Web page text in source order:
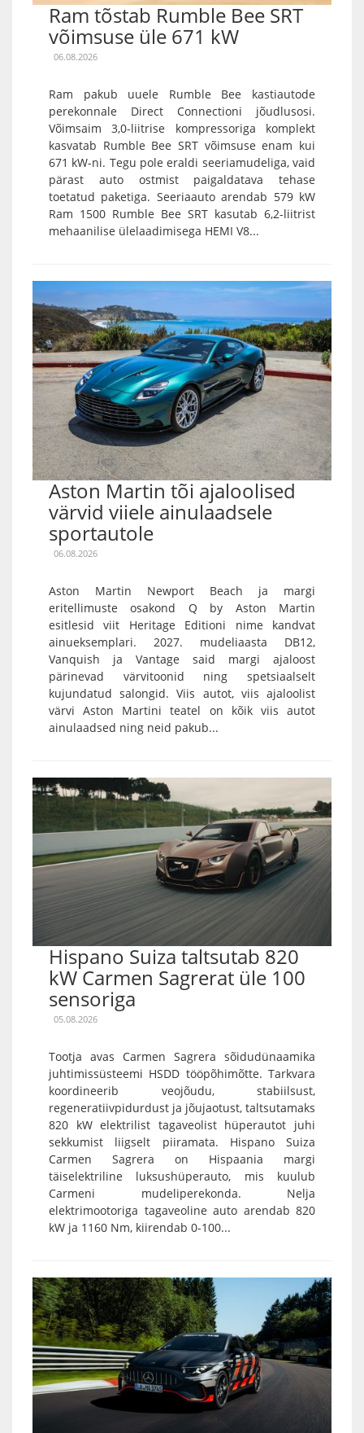
Ram tõstab Rumble Bee SRT
võimsuse üle 671 kW
06.08.2026
Ram pakub uuele Rumble Bee kastiautode
perekonnale Direct Connectioni jõudlusosi.
Võimsaim 3,0-liitrise kompressoriga komplekt
kasvatab Rumble Bee SRT võimsuse enam kui
671 kW-ni. Tegu pole eraldi seeriamudeliga, vaid
pärast auto ostmist paigaldatava tehase
toetatud paketiga. Seeriaauto arendab 579 kW
Ram 1500 Rumble Bee SRT kasutab 6,2-liitrist
mehaanilise ülelaadimisega HEMI V8...
Aston Martin tõi ajaloolised
värvid viiele ainulaadsele
sportautole
06.08.2026
Aston Martin Newport Beach ja margi
eritellimuste osakond Q by Aston Martin
esitlesid viit Heritage Editioni nime kandvat
ainueksemplari. 2027. mudeliaasta DB12,
Vanquish ja Vantage said margi ajaloost
pärinevad värvitoonid ning spetsiaalselt
kujundatud salongid. Viis autot, viis ajaloolist
värvi Aston Martini teatel on kõik viis autot
ainulaadsed ning neid pakub...
Hispano Suiza taltsutab 820
kW Carmen Sagrerat üle 100
sensoriga
05.08.2026
Tootja avas Carmen Sagrera sõidudünaamika
juhtimissüsteemi HSDD tööpõhimõtte. Tarkvara
koordineerib veojõudu, stabiilsust,
regeneratiivpidurdust ja jõujaotust, taltsutamaks
820 kW elektrilist tagaveolist hüperautot juhi
sekkumist liigselt piiramata. Hispano Suiza
Carmen Sagrera on Hispaania margi
täiselektriline luksushüperauto, mis kuulub
Carmeni mudeliperekonda. Nelja
elektrimootoriga tagaveoline auto arendab 820
kW ja 1160 Nm, kiirendab 0-100...